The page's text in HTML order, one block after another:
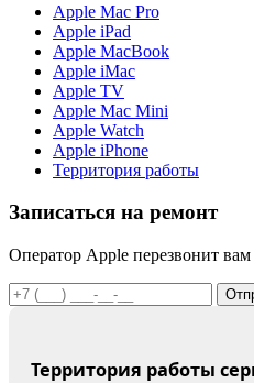
Apple Mac Pro
Apple iPad
Apple MacBook
Apple iMac
Apple TV
Apple Mac Mini
Apple Watch
Apple iPhone
Территория работы
Записаться на ремонт
Оператор Apple перезвонит
Территория работы